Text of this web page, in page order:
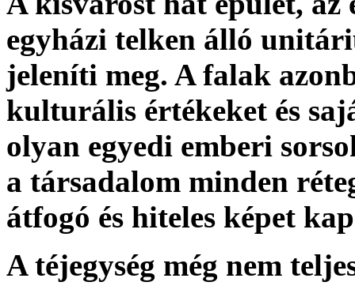
egyházi telken álló
jeleníti meg. A falak
kulturális értékeket és
olyan egyedi emberi
a társadalom minden
átfogó és hiteles képet
A téjegység még nem